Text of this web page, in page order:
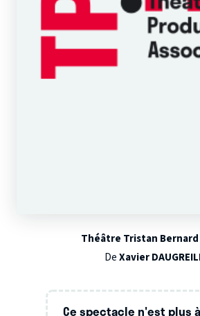
Théâtre Tristan Bernard
DeXavier
Ce spectacle n'est plus